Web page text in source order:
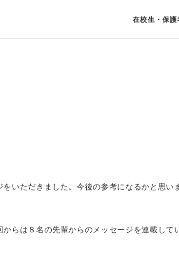
在校生・保護
いただきました。今後の参考になるかと思い
らは８名の先輩からのメッセージを連載して